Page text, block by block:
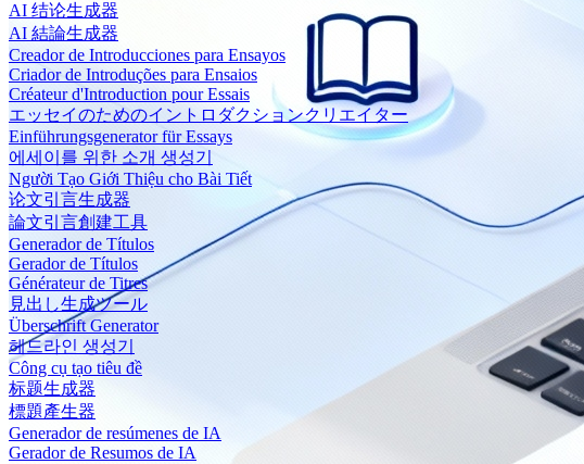
AI 结论生成器
AI 結論生成器
Creador de Introducciones para Ensayos
Criador de Introduções para Ensaios
Créateur d'Introduction pour Essais
エッセイのためのイントロダクションクリエイター
Einführungsgenerator für Essays
에세이를 위한 소개 생성기
Người Tạo Giới Thiệu cho Bài Tiết
论文引言生成器
論文引言創建工具
Generador de Títulos
Gerador de Títulos
Générateur de Titres
見出し生成ツール
Überschrift Generator
헤드라인 생성기
Công cụ tạo tiêu đề
标题生成器
標題產生器
Generador de resúmenes de IA
Gerador de Resumos de IA